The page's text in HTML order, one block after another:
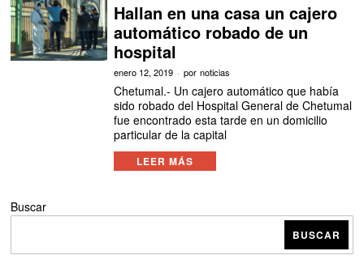
Hallan en una casa un cajero
automático robado de un
hospital
enero 12, 2019 por noticias
Chetumal.- Un cajero automático que había
sido robado del Hospital General de Chetumal
fue encontrado esta tarde en un domicilio
particular de la capital
LEER MÁS
Buscar
BUSCAR